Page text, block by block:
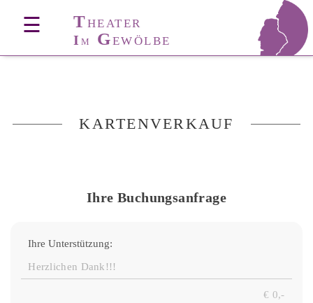
☰ THEATER
I M GEWÖLBE
KARTENVERKAUF
Ihre Buchungsanfrage
Ihre Unterstützung: